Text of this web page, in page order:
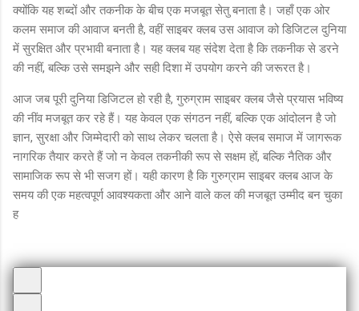
क्योंकि यह शब्दों और तकनीक के बीच एक मजबूत सेतु बनाता है। जहाँ एक ओर
कलम समाज की आवाज बनती है, वहीं साइबर क्लब उस आवाज को डिजिटल दुनिया
में सुरक्षित और प्रभावी बनाता है। यह क्लब यह संदेश देता है कि तकनीक से डरने
की नहीं, बल्कि उसे समझने और सही दिशा में उपयोग करने की जरूरत है।
आज जब पूरी दुनिया डिजिटल हो रही है, गुरुग्राम साइबर क्लब जैसे प्रयास भविष्य
की नींव मजबूत कर रहे हैं। यह केवल एक संगठन नहीं, बल्कि एक आंदोलन है जो
ज्ञान, सुरक्षा और जिम्मेदारी को साथ लेकर चलता है। ऐसे क्लब समाज में जागरूक
नागरिक तैयार करते हैं जो न केवल तकनीकी रूप से सक्षम हों, बल्कि नैतिक और
सामाजिक रूप से भी सजग हों। यही कारण है कि गुरुग्राम साइबर क्लब आज के
समय की एक महत्वपूर्ण आवश्यकता और आने वाले कल की मजबूत उम्मीद बन चुका
ह